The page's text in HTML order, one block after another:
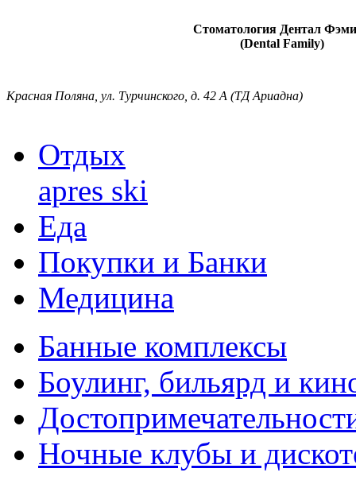
Стоматология Дентал
(Dental Family)
Красная Поляна, ул. Турчинского, д. 42 А (ТД Ариадна)
Отдых
apres ski
Еда
Покупки и Банки
Медицина
Банные комплексы
Боулинг, бильярд и
Ночные клубы и